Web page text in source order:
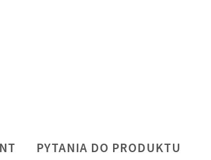
PYTANIA DO PRODUKTU